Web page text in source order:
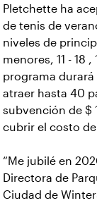
Pletchette ha
de tenis de
niveles de
menores, 11 - 18
programa durará
atraer hasta 40
subvención de $
cubrir el costo
“Me jubilé en
Directora de
Ciudad de